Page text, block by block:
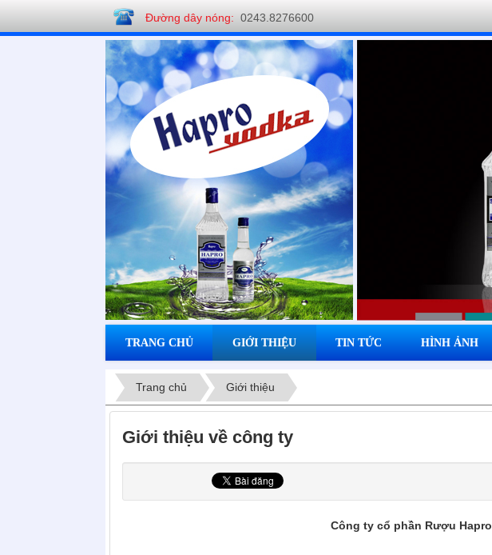
Đường dây nóng: 0243.8276600
Công ty CP Rượu Hapro
TRANG CHỦ GIỚI THIỆU TIN TỨC HÌNH ẢNH
Trang chủ Giới thiệu
Giới thiệu về công ty
Công ty cổ phần Rượu Hapro